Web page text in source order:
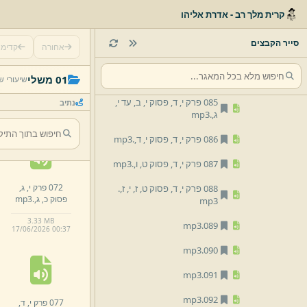
קרית מלך רב - אדרת אליהו
סייר הקבצים
082 פרק י,
mp3
084 פרק י,
085 פרק י,
ד, פסוק י, ב, עד י,
ג,.
mp3
086 פרק י,
ד, פסוק י, ד,.
mp3
087 פרק י,
ד, פסוק ט, ו,.
mp3
088 פרק י,
ד, פסוק ט, ז, י, ז,.
mp3
089.
mp3
090.
mp3
091.
mp3
092.
mp3
אחורה
01 משלי
נתיב
פסוק י,ד,עד ט,ו,
.
mp3
17/06/2026 00:37
072 פרק י,
ג,
פסוק כ, ג,.
mp3
3.33 MB
17/06/2026 00:37
077 פרק י,
ד,